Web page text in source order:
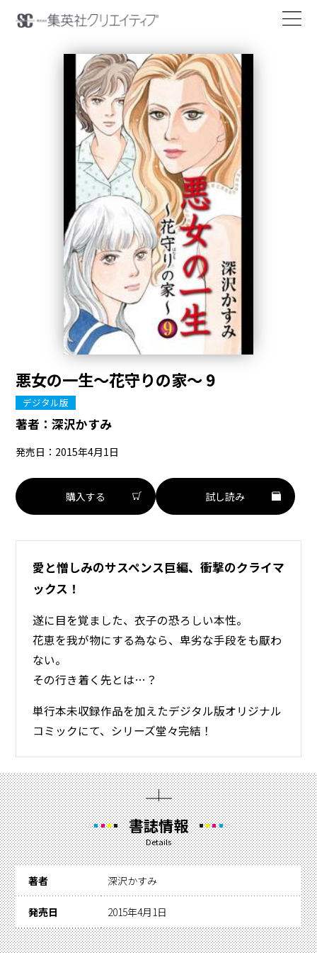
悪女の一生～花守りの家～ 9
デジタル版
著者：深沢かすみ
発売日：2015年4月1日
購入する 試し読み
愛と憎しみのサスペンス巨編、衝撃のクライマ
ックス！
遂に目を覚ました、衣子の恐ろしい本性。
花恵を我が物にする為なら、卑劣な手段をも厭わ
ない。
その行き着く先とは…？
単行本未収録作品を加えたデジタル版オリジナル
コミックにて、シリーズ堂々完結！
書誌情報
Details
著者 深沢かすみ
発売日 2015年4月1日